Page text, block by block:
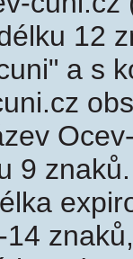
12
a s
9